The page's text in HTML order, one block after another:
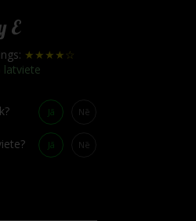
E
★★★★☆
latviete
Jā Nē
Jā Nē